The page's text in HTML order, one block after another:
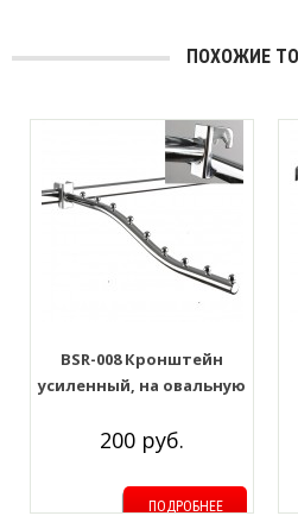
ПОХОЖИЕ
BSR-008 Кронштейн
усиленный, на овальную
200 руб.
ПОДРОБНЕЕ